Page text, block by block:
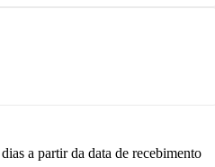
a partir da data de recebimento